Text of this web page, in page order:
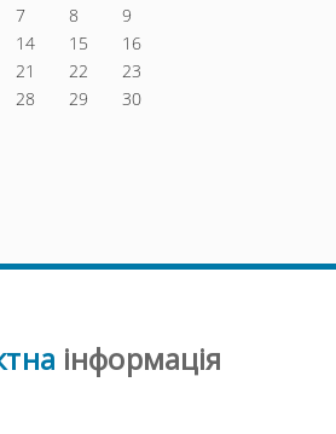
7 8
9
14 15
16
21 22
23
28 29
30
інформація